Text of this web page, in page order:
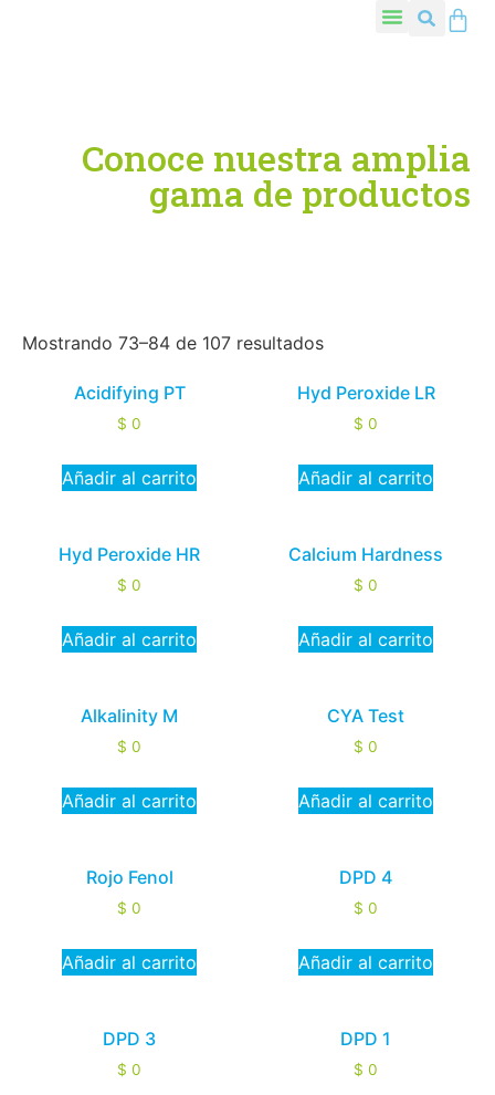
Conoce nuestra amplia
gama de productos
Mostrando 73–84 de 107 resultados
Acidifying PT
$ 0
Añadir al carrito
Hyd Peroxide LR
$ 0
Añadir al carrito
Hyd Peroxide HR
$ 0
Añadir al carrito
Calcium Hardness
$ 0
Añadir al carrito
Alkalinity M
$ 0
Añadir al carrito
CYA Test
$ 0
Añadir al carrito
Rojo Fenol
$ 0
Añadir al carrito
DPD 4
$ 0
Añadir al carrito
DPD 3
$ 0
DPD 1
$ 0